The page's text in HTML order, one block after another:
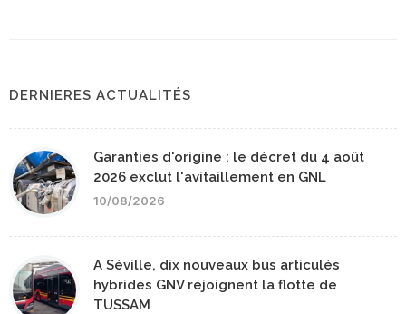
DERNIERES ACTUALITÉS
Garanties d'origine : le décret du 4 août
2026 exclut l'avitaillement en GNL
10/08/2026
A Séville, dix nouveaux bus articulés
hybrides GNV rejoignent la flotte de
TUSSAM